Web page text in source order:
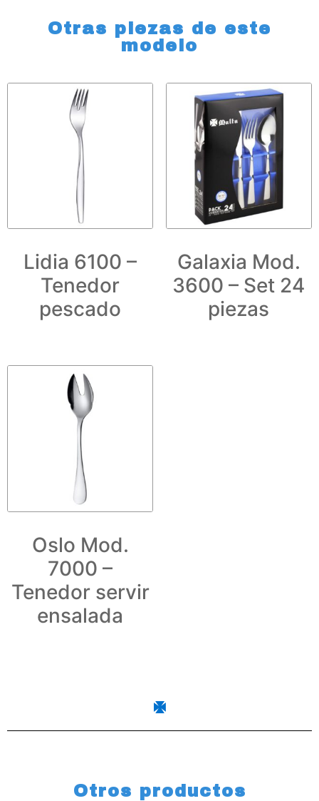
Otras piezas de este
modelo
Lidia 6100 –
Tenedor
pescado
Galaxia Mod.
3600 – Set 24
piezas
Oslo Mod.
7000 –
Tenedor servir
ensalada
Otros productos